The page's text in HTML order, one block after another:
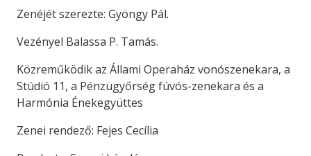
Zenéjét szerezte: Gyöngy Pál.
Vezényel Balassa P. Tamás.
Közreműködik az Állami Operaház vonószenekara, a
Stúdió 11, a Pénzügyőrség fúvós-zenekara és a
Harmónia Énekegyüttes
Zenei rendező: Fejes Cecília